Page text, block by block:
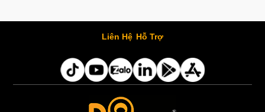
Liên Hệ Hỗ Trợ